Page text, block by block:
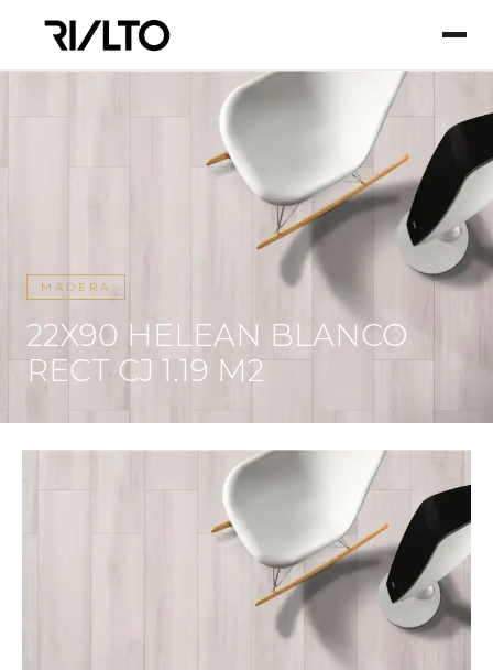
MADERA
22X90 HELEAN BLANCO
RECT CJ 1.19 M2